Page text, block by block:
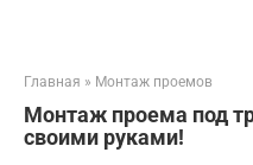
Главная » Монтаж проемов
Монтаж проема под
своими руками!